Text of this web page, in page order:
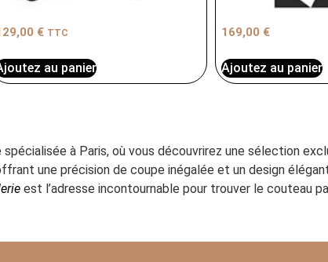
€ TTC
au panier
169,00 €
Ajoutez au panier
spécialisée à Paris, où vous découvrirez une sélection
une précision de coupe inégalée et un design
est l’adresse incontournable pour trouver le couteau